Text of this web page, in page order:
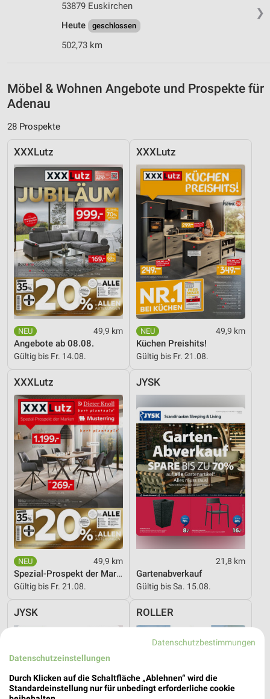
❯
53879 Euskirchen
Heute
geschlossen
502,73 km
Möbel & Wohnen Angebote und Prospekte für
Adenau
28 Prospekte
XXXLutz
49,9 km
Angebote ab 08.08.
Gültig bis Fr. 14.08.
XXXLutz
49,9 km
Küchen Preishits!
Gültig bis Fr. 21.08.
XXXLutz
49,9 km
Spezial-Prospekt der Marken
Gültig bis Fr. 21.08.
JYSK
21,8 km
Gartenabverkauf
Gültig bis Sa. 15.08.
JYSK ROLLER
Datenschutzbestimmungen
Datenschutzeinstellungen
Durch Klicken auf die Schaltfläche „Ablehnen“ wird die
Standardeinstellung nur für unbedingt erforderliche cookie